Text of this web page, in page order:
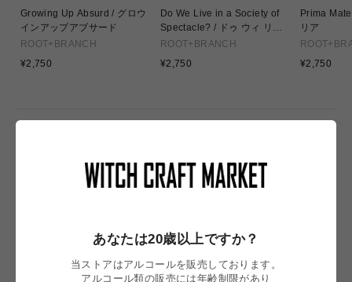
Growing Up Absurd / グロウ
インアップアブサード
ROOT+BRANCH
通
¥2,750
Do We Live in a Society of
Spectacle? / ドゥ ウィ リブ
イン ア ソサエティ オブ スペ
ROOT+BRANCH
通
¥2,750
Prima Materia / プリ
リア
通
¥2,750
あなたは20歳以上ですか？
当ストアはアルコールを販売しております。
アルコール類の販売には年齢制限があり